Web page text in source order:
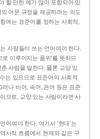
할 만한 예가 많이 포함되어 있
어문 규정을 제공하려는 의도
에는 표준어를 정하는 사회적,
사람들이 쓰는 언어여야 한다.
이루어지는 품위’를 뜻하므
사람을 말한다. 물론 교양 있
는 있으므로 표준어의 사회적
나 비어, 속어, 은어 등은 표준
므로, 교양 있는 사람이라면 사
어여야 한다. 여기서 ‘현대’는
사적 흐름에서 현재와 같은 구